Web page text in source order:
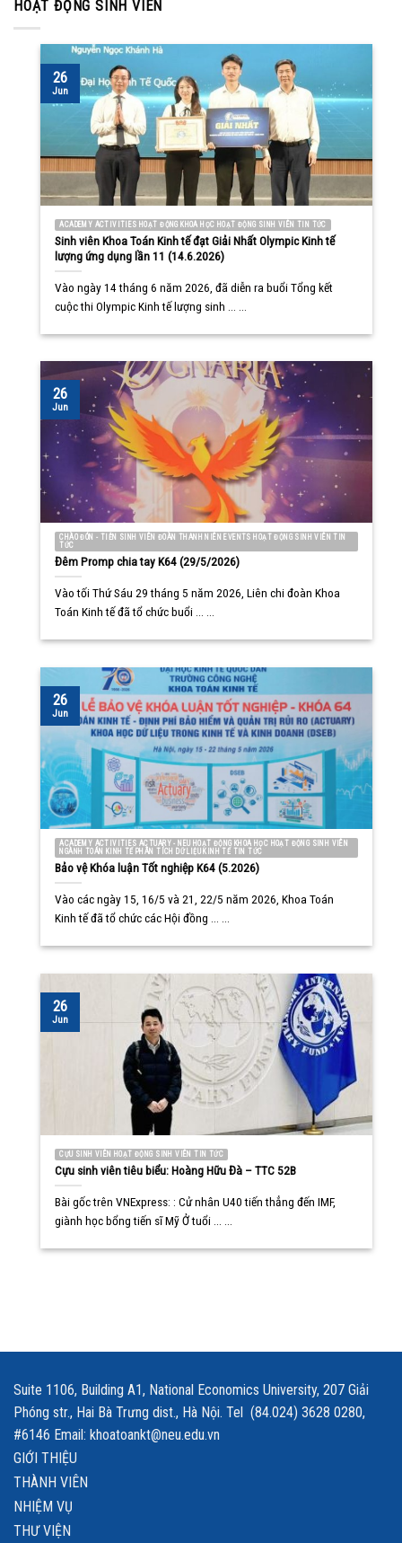
HOẠT ĐỘNG SINH VIÊN
ACADEMY ACTIVITIES HOẠT ĐỘNG KHOA HỌC HOẠT ĐỘNG SINH VIÊN TIN TỨC
Sinh viên Khoa Toán Kinh tế đạt Giải Nhất Olympic Kinh tế
lượng ứng dụng lần 11 (14.6.2026)
Vào ngày 14 tháng 6 năm 2026, đã diễn ra buổi Tổng kết
cuộc thi Olympic Kinh tế lượng sinh ... ...
26
Jun
CHÀO ĐÓN - TIỄN SINH VIÊN ĐOÀN THANH NIÊN EVENTS HOẠT ĐỘNG SINH VIÊN TIN
TỨC
Đêm Promp chia tay K64 (29/5/2026)
Vào tối Thứ Sáu 29 tháng 5 năm 2026, Liên chi đoàn Khoa
Toán Kinh tế đã tổ chức buổi ... ...
26
Jun
ACADEMY ACTIVITIES ACTUARY - NEU HOẠT ĐỘNG KHOA HỌC HOẠT ĐỘNG SINH VIÊN
NGÀNH TOÁN KINH TẾ PHÂN TÍCH DỮ LIỆU KINH TẾ TIN TỨC
Bảo vệ Khóa luận Tốt nghiệp K64 (5.2026)
Vào các ngày 15, 16/5 và 21, 22/5 năm 2026, Khoa Toán
Kinh tế đã tổ chức các Hội đồng ... ...
26
Jun
CỰU SINH VIÊN HOẠT ĐỘNG SINH VIÊN TIN TỨC
Cựu sinh viên tiêu biểu: Hoàng Hữu Đà – TTC 52B
Bài gốc trên VNExpress: : Cử nhân U40 tiến thẳng đến IMF,
giành học bổng tiến sĩ Mỹ Ở tuổi ... ...
26
Jun
Suite 1106, Building A1, National Economics University, 207 Giải
Phóng str., Hai Bà Trưng dist., Hà Nội. Tel (84.024) 3628 0280,
#6146 Email: khoatoankt@neu.edu.vn
GIỚI THIỆU
THÀNH VIÊN
NHIỆM VỤ
THƯ VIỆN